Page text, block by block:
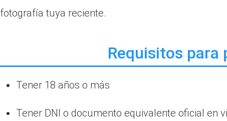
fotografía tuya reciente.
Requisitos para
Tener 18 años o más
Tener DNI o documento equivalente oficial en